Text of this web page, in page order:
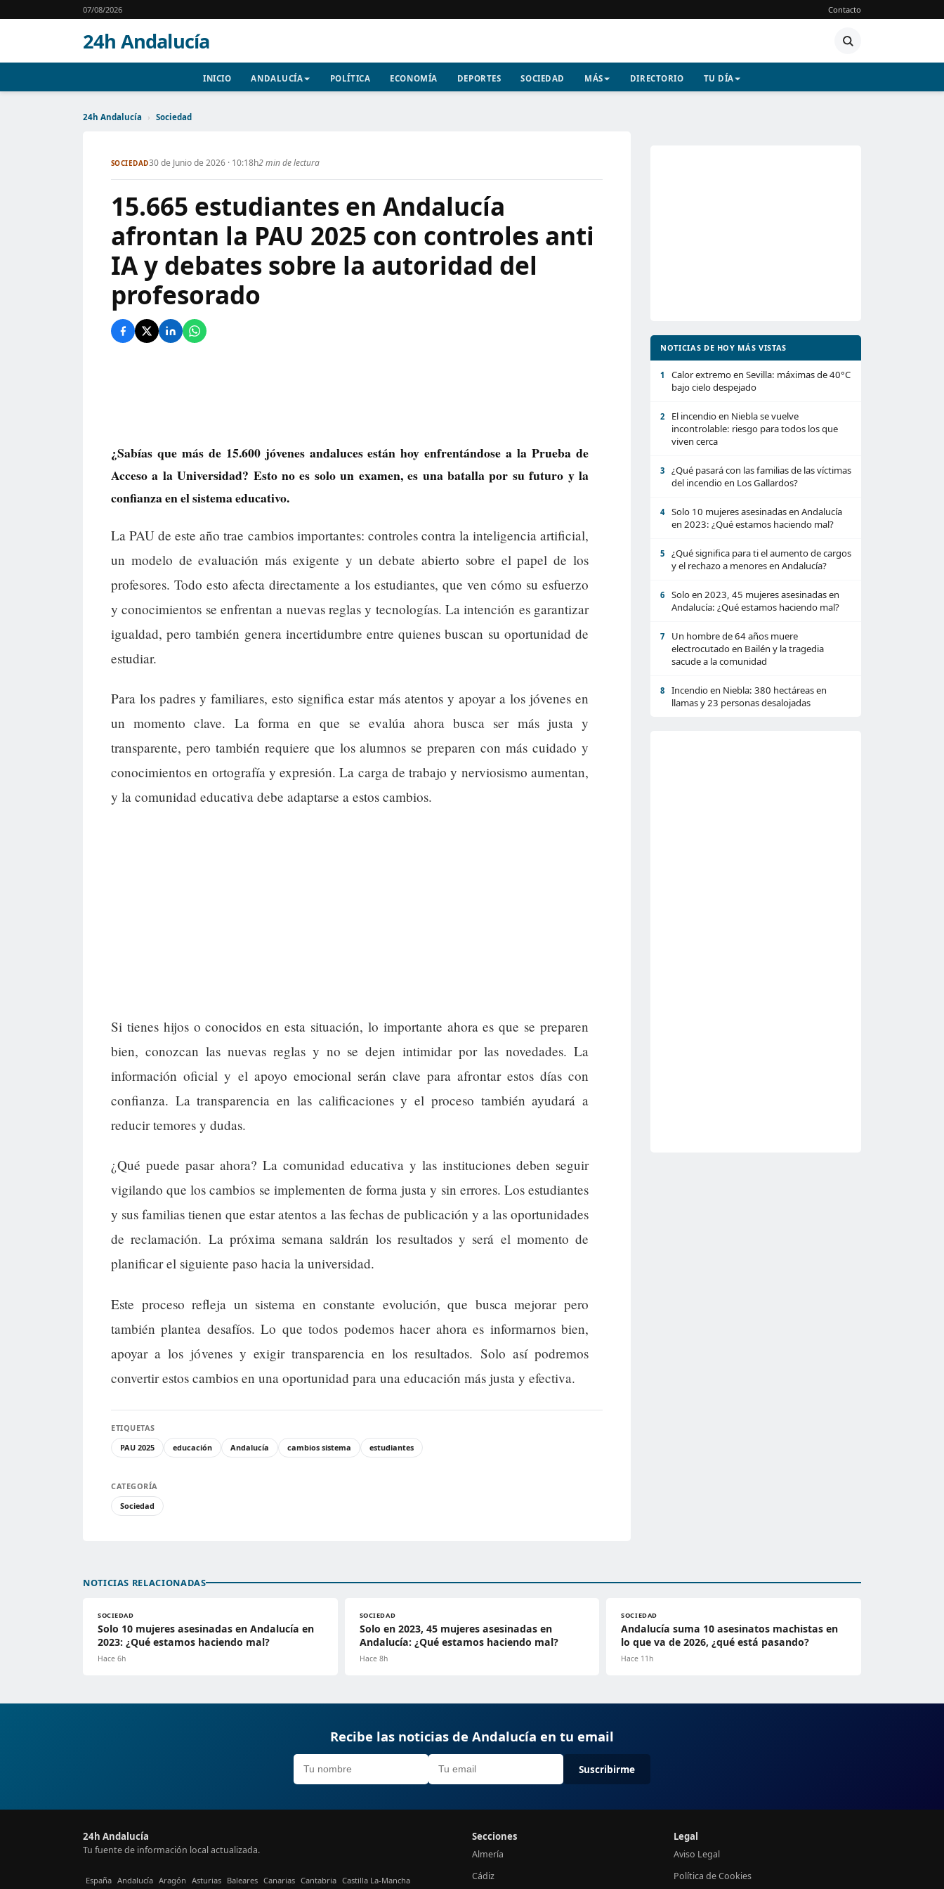
07/08/2026 Contacto
24h Andalucía
INICIO ANDALUCÍA POLÍTICA ECONOMÍA DEPORTES SOCIEDAD MÁS DIRECTORIO TU DÍA
24h Andalucía › Sociedad
SOCIEDAD30 de Junio de 2026 · 10:18h2 min de lectura
15.665 estudiantes en Andalucía
afrontan la PAU 2025 con controles anti
IA y debates sobre la autoridad del
profesorado
¿Sabías que más de 15.600 jóvenes andaluces están hoy enfrentándose a la Prueba de
Acceso a la Universidad? Esto no es solo un examen, es una batalla por su futuro y la
confianza en el sistema educativo.
La PAU de este año trae cambios importantes: controles contra la inteligencia artificial,
un modelo de evaluación más exigente y un debate abierto sobre el papel de los
profesores. Todo esto afecta directamente a los estudiantes, que ven cómo su esfuerzo
y conocimientos se enfrentan a nuevas reglas y tecnologías. La intención es garantizar
igualdad, pero también genera incertidumbre entre quienes buscan su oportunidad de
estudiar.
Para los padres y familiares, esto significa estar más atentos y apoyar a los jóvenes en
un momento clave. La forma en que se evalúa ahora busca ser más justa y
transparente, pero también requiere que los alumnos se preparen con más cuidado y
conocimientos en ortografía y expresión. La carga de trabajo y nerviosismo aumentan,
y la comunidad educativa debe adaptarse a estos cambios.
Si tienes hijos o conocidos en esta situación, lo importante ahora es que se preparen
bien, conozcan las nuevas reglas y no se dejen intimidar por las novedades. La
información oficial y el apoyo emocional serán clave para afrontar estos días con
confianza. La transparencia en las calificaciones y el proceso también ayudará a
reducir temores y dudas.
¿Qué puede pasar ahora? La comunidad educativa y las instituciones deben seguir
vigilando que los cambios se implementen de forma justa y sin errores. Los estudiantes
y sus familias tienen que estar atentos a las fechas de publicación y a las oportunidades
de reclamación. La próxima semana saldrán los resultados y será el momento de
planificar el siguiente paso hacia la universidad.
Este proceso refleja un sistema en constante evolución, que busca mejorar pero
también plantea desafíos. Lo que todos podemos hacer ahora es informarnos bien,
apoyar a los jóvenes y exigir transparencia en los resultados. Solo así podremos
convertir estos cambios en una oportunidad para una educación más justa y efectiva.
ETIQUETAS
PAU 2025
educación Andalucía cambios sistema estudiantes
CATEGORÍA
Sociedad
NOTICIAS DE HOY MÁS VISTAS
1
Calor extremo en Sevilla: máximas de 40°C
bajo cielo despejado
2
El incendio en Niebla se vuelve
incontrolable: riesgo para todos los que
viven cerca
3
¿Qué pasará con las familias de las víctimas
del incendio en Los Gallardos?
4
Solo 10 mujeres asesinadas en Andalucía
en 2023: ¿Qué estamos haciendo mal?
5
¿Qué significa para ti el aumento de cargos
y el rechazo a menores en Andalucía?
6
Solo en 2023, 45 mujeres asesinadas en
Andalucía: ¿Qué estamos haciendo mal?
7
Un hombre de 64 años muere
electrocutado en Bailén y la tragedia
sacude a la comunidad
8
Incendio en Niebla: 380 hectáreas en
llamas y 23 personas desalojadas
NOTICIAS RELACIONADAS
SOCIEDAD
Solo 10 mujeres asesinadas en Andalucía en
2023: ¿Qué estamos haciendo mal?
Hace 6h
SOCIEDAD
Solo en 2023, 45 mujeres asesinadas en
Andalucía: ¿Qué estamos haciendo mal?
Hace 8h
SOCIEDAD
Andalucía suma 10 asesinatos machistas en
lo que va de 2026, ¿qué está pasando?
Hace 11h
Recibe las noticias de Andalucía en tu email
Suscribirme
24h Andalucía
Tu fuente de información local actualizada.
España Andalucía Aragón Asturias Baleares Canarias Cantabria Castilla La-Mancha
Secciones
Almería
Cádiz
Legal
Aviso Legal
Política de Cookies